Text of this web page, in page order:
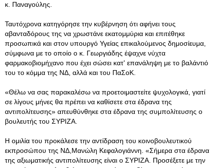
κ. Παναγούλης.
Ταυτόχρονα κατηγόρησε την κυβέρνηση ότι αφήνει τους
αβανταδόρους της να χρωστάνε εκατομμύρια και επιτέθηκε
προσωπικά και στον υπουργό Υγείας επικαλούμενος δημοσίευμα,
σύμφωνα με το οποίο ο κ. Γεωργιάδης έψαχνε νύχτα
φαρμακοβιομήχανο που έχει σώσει κατ' επανάληψη με το βαλάντιό
του το κόμμα της ΝΔ, αλλά και του ΠαΣοΚ.
«Θέλω να σας παρακαλέσω να προετοιμαστείτε ψυχολογικά, γιατί
σε λίγους μήνες θα πρέπει να καθίσετε στα έδρανα της
αντιπολίτευσης» απευθύνθηκε στα έδρανα της συμπολίτευσης ο
βουλευτής του ΣΥΡΙΖΑ.
Η ομιλία του προκάλεσε την αντίδραση του κοινοβουλευτικού
εκπροσώπου της ΝΔ,Μανώλη Κεφαλογιάννη. «Σήμερα στα έδρανα
της αξιωματικής αντιπολίτευσης είναι ο ΣΥΡΙΖΑ. Προσέξετε με την